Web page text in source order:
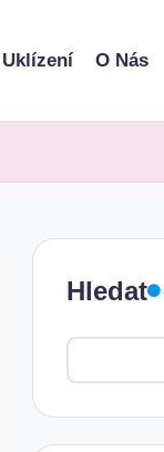
Uklízení O Nás
Hledat